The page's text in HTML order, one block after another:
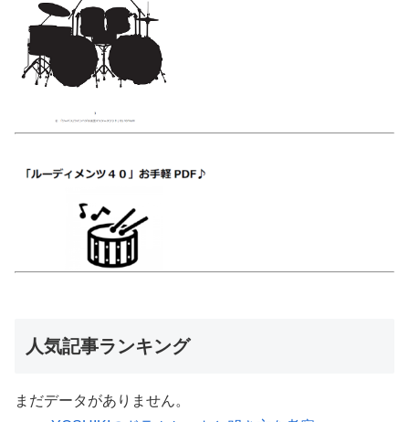
人気記事ランキング
まだデータがありません。